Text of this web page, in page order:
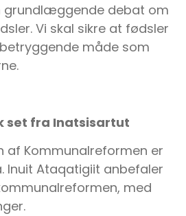
grundlæggende debat om
Vi skal sikre at fødsler
måde som
set fra Inatsisartut
af Kommunalreformen er
Inuit Ataqatigiit anbefaler
med